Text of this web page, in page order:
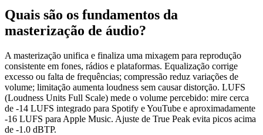
Quais são os fundamentos da
masterização de áudio?
A masterização unifica e finaliza uma mixagem para reprodução
consistente em fones, rádios e plataformas. Equalização corrige
excesso ou falta de frequências; compressão reduz variações de
volume; limitação aumenta loudness sem causar distorção. LUFS
(Loudness Units Full Scale) mede o volume percebido: mire cerca
de -14 LUFS integrado para Spotify e YouTube e aproximadamente
-16 LUFS para Apple Music. Ajuste de True Peak evita picos acima
de -1.0 dBTP.